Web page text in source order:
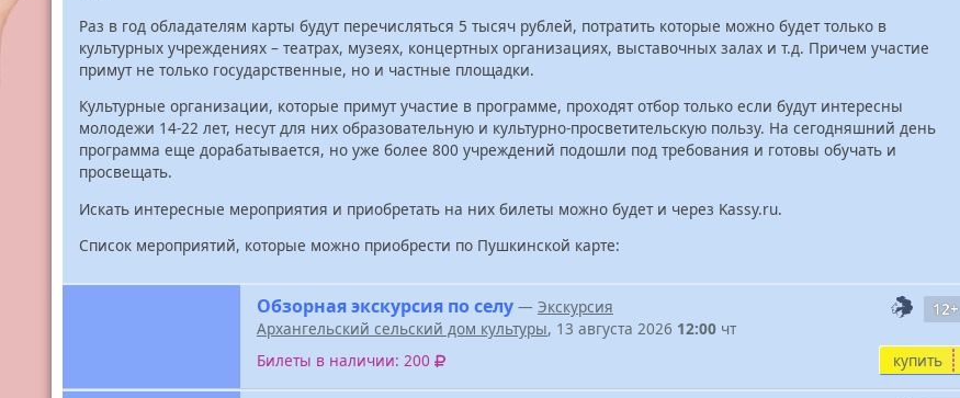
Раз в год обладателям карты будут перечисляться 5 тысяч рублей, потратить которые можно будет только в
культурных учреждениях – театрах, музеях, концертных организациях, выставочных залах и т.д. Причем участие
примут не только государственные, но и частные площадки.
Культурные организации, которые примут участие в программе, проходят отбор только если будут интересны
молодежи 14-22 лет, несут для них образовательную и культурно-просветительскую пользу. На сегодняшний день
программа еще дорабатывается, но уже более 800 учреждений подошли под требования и готовы обучать и
просвещать.
Искать интересные мероприятия и приобретать на них билеты можно будет и через Kassy.ru.
Список мероприятий, которые можно приобрести по Пушкинской карте:
12+
Обзорная экскурсия по селу — Экскурсия
Архангельский сельский дом культуры, 13 августа 2026 12:00 чт
Билеты в наличии: 200
купить